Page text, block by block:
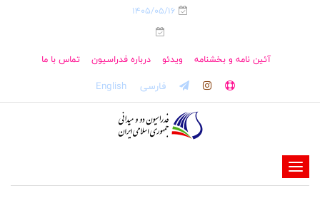
1405/05/16
آئین نامه و بخشنامه ویدئو درباره فدراسیون تماس با ما
فارسی English
-
-